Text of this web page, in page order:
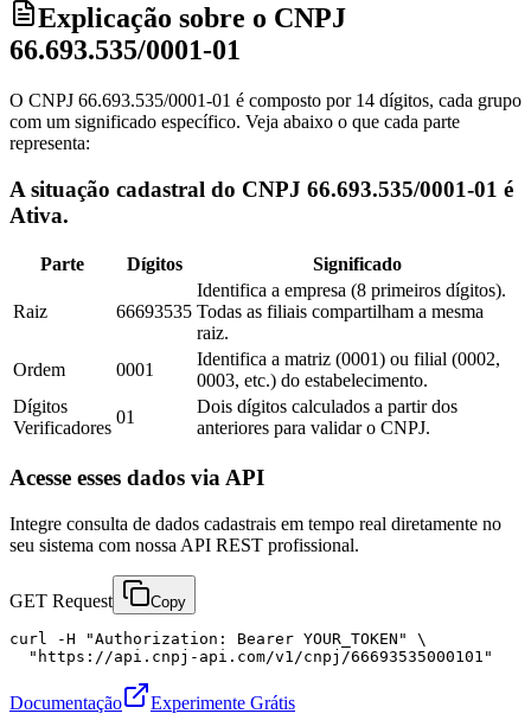
Explicação sobre o CNPJ
66.693.535/0001-01
O CNPJ 66.693.535/0001-01 é composto por 14 dígitos, cada grupo
com um significado específico. Veja abaixo o que cada parte
representa:
A situação cadastral do CNPJ 66.693.535/0001-01 é
Ativa.
Parte Dígitos Significado
Raiz 66693535
Identifica a empresa (8 primeiros dígitos).
Todas as filiais compartilham a mesma
raiz.
Ordem
0001
Identifica a matriz (0001) ou filial (0002,
0003, etc.) do estabelecimento.
Dígitos
Verificadores
01
Dois dígitos calculados a partir dos
anteriores para validar o CNPJ.
Acesse esses dados via API
Integre consulta de dados cadastrais em tempo real diretamente no
seu sistema com nossa API REST profissional.
GET Request Copy
curl -H "Authorization: Bearer YOUR_TOKEN" \
  "https://api.cnpj-api.com/v1/cnpj/66693535000101"
Documentação Experimente Grátis